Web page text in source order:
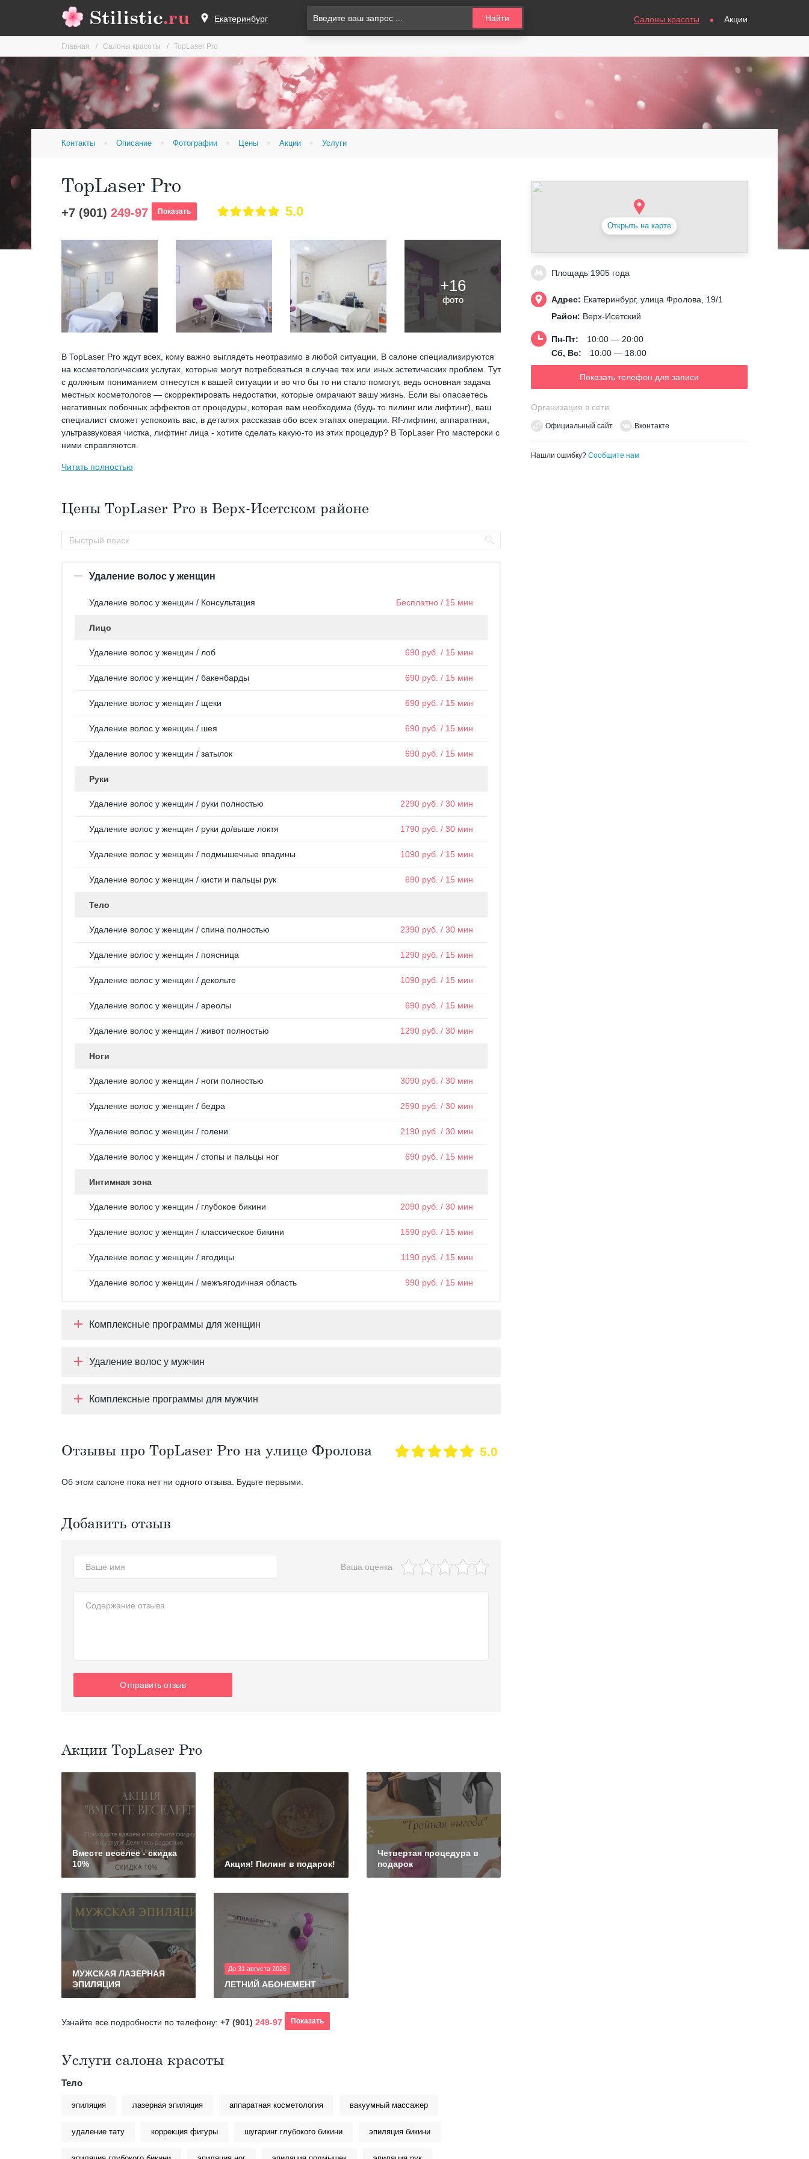
Stilistic.ru Екатеринбург Найти Салоны красоты Акции
Главная Салоны красоты TopLaser Pro
Контакты Описание Фотографии Цены Акции Услуги
TopLaser Pro
+7 (901) 249-97 Показать 5.0
Открыть на карте
Площадь 1905 года
Адрес: Екатеринбург, улица Фролова, 19/1
Район: Верх-Исетский
Пн-Пт:
10:00 — 20:00
Сб, Вс:
10:00 — 18:00
Показать телефон для записи
Организация в сети
Официальный сайт Вконтакте
Нашли ошибку? Сообщите нам
+16
фото
В TopLaser Pro ждут всех, кому важно выглядеть неотразимо в любой ситуации. В салоне специализируются
на косметологических услугах, которые могут потребоваться в случае тех или иных эстетических проблем. Тут
с должным пониманием отнесутся к вашей ситуации и во что бы то ни стало помогут, ведь основная задача
местных косметологов — скорректировать недостатки, которые омрачают вашу жизнь. Если вы опасаетесь
негативных побочных эффектов от процедуры, которая вам необходима (будь то пилинг или лифтинг), ваш
специалист сможет успокоить вас, в деталях рассказав обо всех этапах операции. Rf-лифтинг, аппаратная,
ультразвуковая чистка, лифтинг лица - хотите сделать какую-то из этих процедур? В TopLaser Pro мастерски с
ними справляются.
Читать полностью
Цены TopLaser Pro в Верх-Исетском районе
Удаление волос у женщин
Удаление волос у женщин / Консультация Бесплатно / 15 мин
Лицо
Удаление волос у женщин / лоб 690 руб. / 15 мин
Удаление волос у женщин / бакенбарды 690 руб. / 15 мин
Удаление волос у женщин / щеки 690 руб. / 15 мин
Удаление волос у женщин / шея 690 руб. / 15 мин
Удаление волос у женщин / затылок 690 руб. / 15 мин
Руки
Удаление волос у женщин / руки полностью 2290 руб. / 30 мин
Удаление волос у женщин / руки до/выше локтя 1790 руб. / 30 мин
Удаление волос у женщин / подмышечные впадины 1090 руб. / 15 мин
Удаление волос у женщин / кисти и пальцы рук 690 руб. / 15 мин
Тело
Удаление волос у женщин / спина полностью 2390 руб. / 30 мин
Удаление волос у женщин / поясница 1290 руб. / 15 мин
Удаление волос у женщин / декольте 1090 руб. / 15 мин
Удаление волос у женщин / ареолы 690 руб. / 15 мин
Удаление волос у женщин / живот полностью 1290 руб. / 30 мин
Ноги
Удаление волос у женщин / ноги полностью 3090 руб. / 30 мин
Удаление волос у женщин / бедра 2590 руб. / 30 мин
Удаление волос у женщин / голени 2190 руб. / 30 мин
Удаление волос у женщин / стопы и пальцы ног 690 руб. / 15 мин
Интимная зона
Удаление волос у женщин / глубокое бикини 2090 руб. / 30 мин
Удаление волос у женщин / классическое бикини 1590 руб. / 15 мин
Удаление волос у женщин / ягодицы 1190 руб. / 15 мин
Удаление волос у женщин / межъягодичная область 990 руб. / 15 мин
Комплексные программы для женщин
Удаление волос у мужчин
Комплексные программы для мужчин
Отзывы про TopLaser Pro на улице Фролова 5.0
Об этом салоне пока нет ни одного отзыва. Будьте первыми.
Добавить отзыв
Ваша оценка
Отправить отзыв
Акции TopLaser Pro
Вместе веселее - скидка
10%
Акция! Пилинг в подарок!
Четвертая процедура в
подарок
МУЖСКАЯ ЛАЗЕРНАЯ
ЭПИЛЯЦИЯ
До 31 августа 2026
ЛЕТНИЙ АБОНЕМЕНТ
Узнайте все подробности по телефону: +7 (901) 249-97 Показать
Услуги салона красоты
Тело
эпиляция лазерная эпиляция аппаратная косметология вакуумный массажер
удаление тату коррекция фигуры шугаринг глубокого бикини эпиляция бикини